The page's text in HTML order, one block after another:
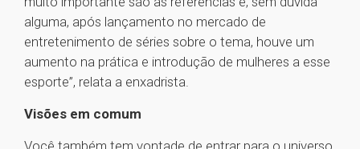
alguma, após lançamento no mercado de
entretenimento de séries sobre o tema, houve um
aumento na prática e introdução de mulheres a esse
esporte”, relata a enxadrista.
Visões em comum